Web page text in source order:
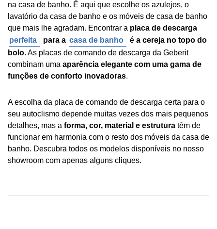
na casa de banho. É aqui que escolhe os azulejos, o
lavatório da casa de banho e os móveis de casa de banho
que mais lhe agradam. Encontrar a placa de descarga
perfeita
para a casa de banho é a cereja no topo do
bolo. As placas de comando de descarga da Geberit
combinam uma aparência elegante com uma gama de
funções de conforto inovadoras.
A escolha da placa de comando de descarga certa para o
seu autoclismo depende muitas vezes dos mais pequenos
detalhes, mas a forma, cor, material e estrutura têm de
funcionar em harmonia com o resto dos móveis da casa de
banho. Descubra todos os modelos disponíveis no nosso
showroom com apenas alguns cliques.